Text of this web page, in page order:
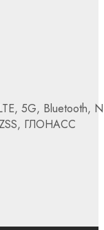
5G, Bluetooth,
ГЛОНАСС